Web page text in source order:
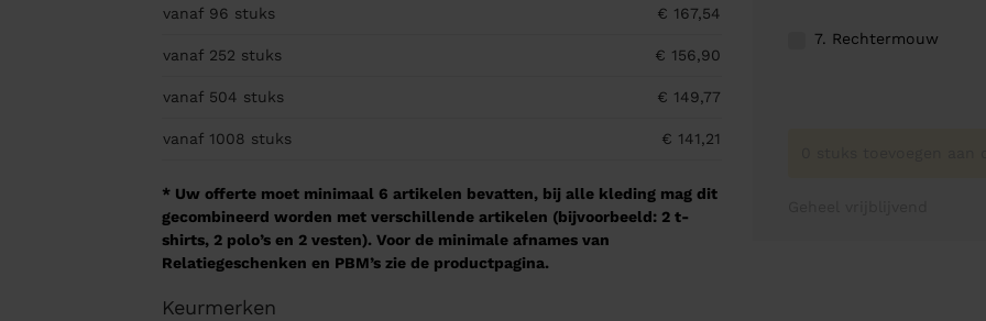
vanaf 96 stuks € 167,54
vanaf 252 stuks € 156,90
vanaf 504 stuks € 149,77
vanaf 1008 stuks € 141,21
* Uw offerte moet minimaal 6 artikelen bevatten, bij alle kleding mag dit
gecombineerd worden met verschillende artikelen (bijvoorbeeld: 2 t-
shirts, 2 polo’s en 2 vesten). Voor de minimale afnames van
Relatiegeschenken en PBM’s zie de productpagina.
Keurmerken
7. Rechtermouw